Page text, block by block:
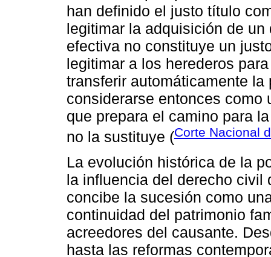
han definido el justo título
legitimar la adquisición de
efectiva no constituye un
legitimar a los herederos
transferir automáticamente
considerarse entonces como
que prepara el camino para
no la sustituye (Corte Nacional
La evolución histórica de la
la influencia del derecho civil
concibe la sucesión como
continuidad del patrimonio
acreedores del causante.
hasta las reformas